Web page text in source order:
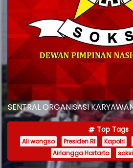
SENTRAL ORGANISASI
Top Tags
Ali wongso Presiden RI Kapolri
Airlangga Hartarto
soksi